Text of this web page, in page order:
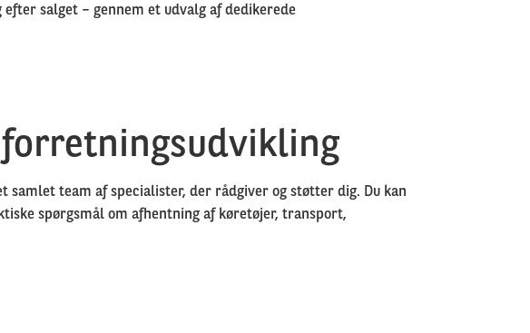
salget – gennem et udvalg af dedikerede
team af specialister, der rådgiver og støtter dig. Du kan
spørgsmål om afhentning af køretøjer, transport,